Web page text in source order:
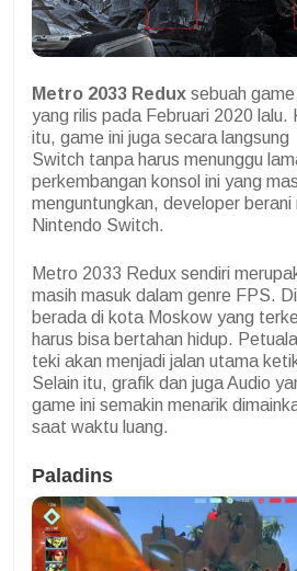
Metro 2033 Redux sebuah
yang rilis pada Februari 2020 lalu.
itu, game ini juga secara
Switch tanpa harus menunggu
perkembangan konsol ini yang
menguntungkan, developer
Nintendo Switch.
Metro 2033 Redux sendiri
masih masuk dalam genre FPS.
berada di kota Moskow yang
harus bisa bertahan hidup.
teki akan menjadi jalan utama
Selain itu, grafik dan juga Audio
game ini semakin menarik
saat waktu luang.
Paladins